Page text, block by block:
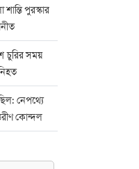
পুরস্কার
চুরির সময়
নেপথ্যে
কোন্দল
শাস্তির